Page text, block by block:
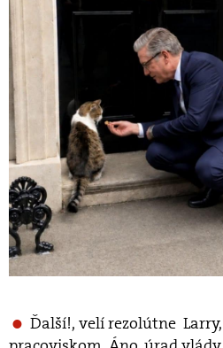
Ďalší!, velí rezolútne